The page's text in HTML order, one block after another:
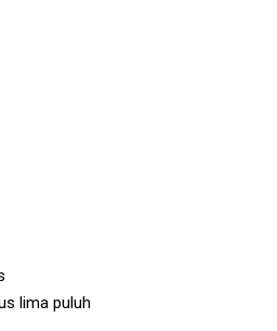
lima puluh